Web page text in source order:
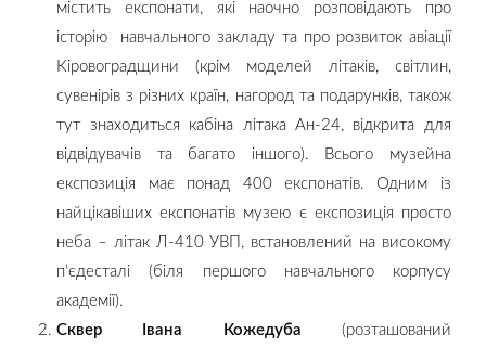
містить експонати, які наочно розповідають про
історію навчального закладу та про розвиток авіації
Кіровоградщини (крім моделей літаків, світлин,
сувенірів з різних країн, нагород та подарунків, також
тут знаходиться кабіна літака Ан-24, відкрита для
відвідувачів та багато іншого). Всього музейна
експозиція має понад 400 експонатів. Одним із
найцікавіших експонатів музею є експозиція просто
неба – літак Л-410 УВП, встановлений на високому
п’єдесталі (біля першого навчального корпусу
академії).
Сквер Івана Кожедуба (розташований